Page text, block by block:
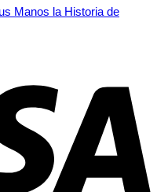
Manos la Historia de